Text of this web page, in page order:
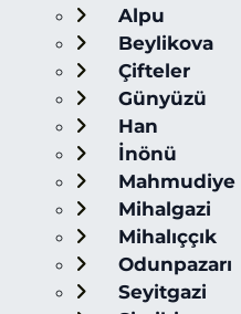
Alpu
Beylikova
Çifteler
Günyüzü
Han
İnönü
Mahmudiye
Mihalgazi
Mihalıççık
Odunpazarı
Seyitgazi